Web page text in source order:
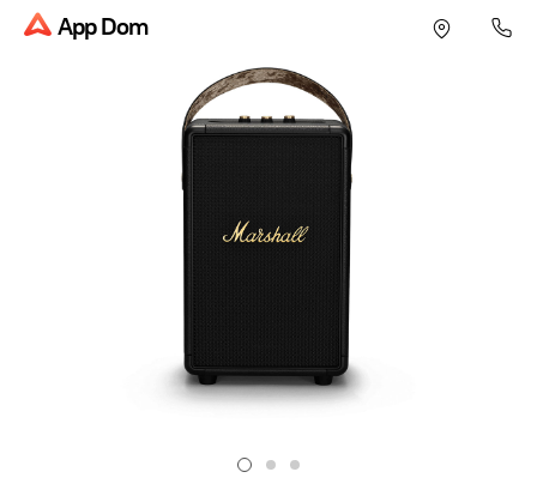
App Dom